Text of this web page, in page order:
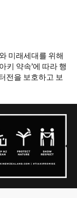
미래세대를 위해
키 약속’에 따라 행
전을 보호하고 보